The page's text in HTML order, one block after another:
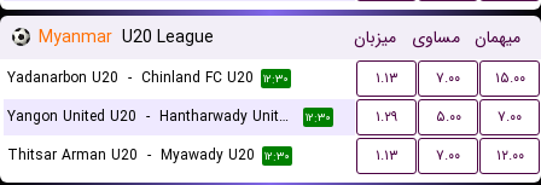
Myanmar U20 League میزبان مساوی میهمان
Yadanarbon U20 - Chinland FC U20 ۱۲:۳۰ ۱.۱۳ ۷.۰۰
۱۵.۰۰
Yangon United U20 - Hantharwady United U20 ۱۲:۳۰ ۱.۲۹ ۵.۰۰
۷.۰۰
Thitsar Arman U20 - Myawady U20 ۱۲:۳۰ ۱.۱۳ ۷.۰۰ ۱۲.۰۰